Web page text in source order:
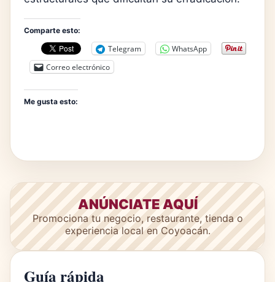
Comparte esto:
Telegram
WhatsApp
Correo electrónico
Me gusta esto:
ANÚNCIATE AQUÍ
Promociona tu negocio, restaurante, tienda o
experiencia local en Coyoacán.
Guía rápida